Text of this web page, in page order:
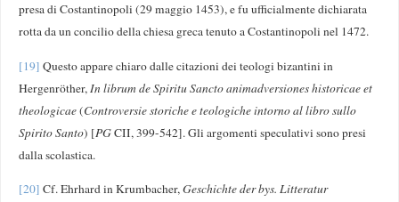
presa di Costantinopoli (29 maggio 1453), e fu ufficialmente dichiarata
rotta da un concilio della chiesa greca tenuto a Costantinopoli nel 1472.
[19] Questo appare chiaro dalle citazioni dei teologi bizantini in
Hergenröther, In librum de Spiritu Sancto animadversiones historicae et
theologicae(Controversie storiche e teologiche intorno al libro sullo
Spirito Santo) [PGCII, 399-542]. Gli argomenti speculativi sono presi
dalla scolastica.
[20] Cf. Ehrhard in Krumbacher,Geschichte der bys. Litteratur